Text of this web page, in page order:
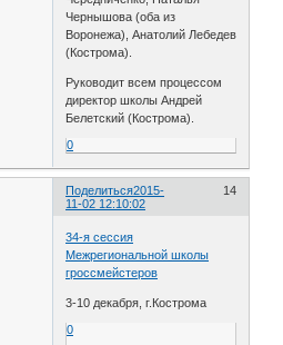
Чернышова (оба из
Воронежа), Анатолий Лебедев
(Кострома).
Руководит всем процессом
директор школы Андрей
Белетский (Кострома).
0
Поделиться 14
2015-
11-02 12:10:02
34-я сессия
Межрегиональной школы
гроссмейстеров
3-10 декабря, г.Кострома
0